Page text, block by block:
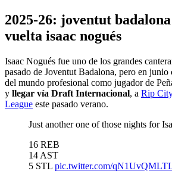
2025-26: joventut
vuelta isaac nogués
Isaac Nogués fue uno de los grandes
pasado de Joventut Badalona, pero en
del mundo profesional como jugador de
y llegar vía Draft Internacional, a Rip
League este pasado verano.
Just another one of those nights for
16 REB
14 AST
5 STL pic.twitter.com/